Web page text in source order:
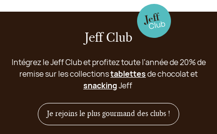
Jeff Club
Intégrez le Jeff Club et profitez toute l'année de 20% de
remise sur les collectionstablettesde chocolat et
snackingJeff
Je rejoins le plus gourmand des clubs !